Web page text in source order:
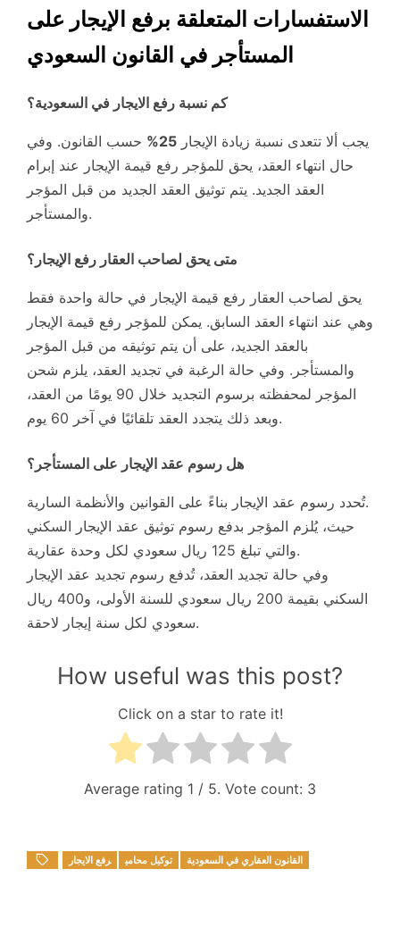
الاستفسارات المتعلقة برفع الإيجار على
المستأجر في القانون السعودي
كم نسبة رفع الايجار في السعودية؟
يجب ألا تتعدى نسبة زيادة الإيجار 25%
حسب القانون. وفي
حال انتهاء العقد، يحق للمؤجر رفع قيمة الإيجار عند إبرام
العقد الجديد. يتم توثيق العقد الجديد من قبل المؤجر
والمستأجر.
متى يحق لصاحب العقار رفع الإيجار؟
يحق لصاحب العقار رفع قيمة الإيجار في حالة واحدة فقط
وهي عند انتهاء العقد السابق. يمكن للمؤجر رفع قيمة الإيجار
بالعقد الجديد، على أن يتم توثيقه من قبل المؤجر
والمستأجر. وفي حالة الرغبة في تجديد العقد، يلزم شحن
المؤجر لمحفظته برسوم التجديد خلال 90 يومًا من العقد،
وبعد ذلك يتجدد العقد تلقائيًا في آخر 60 يوم.
هل رسوم عقد الإيجار على المستأجر؟
تُحدد رسوم عقد الإيجار بناءً على القوانين والأنظمة السارية.
حيث، يُلزم المؤجر بدفع رسوم توثيق عقد الإيجار السكني
والتي تبلغ 125 ريال سعودي لكل وحدة عقارية.
وفي حالة تجديد العقد، تُدفع رسوم تجديد عقد الإيجار
السكني بقيمة 200 ريال سعودي للسنة الأولى، و400 ريال
سعودي لكل سنة إيجار لاحقة.
How useful was this post?
Click on a star to rate it!
Average rating 1 / 5. Vote count: 3
القانون العقاري في السعودية توكيل محامي رفع الايجار